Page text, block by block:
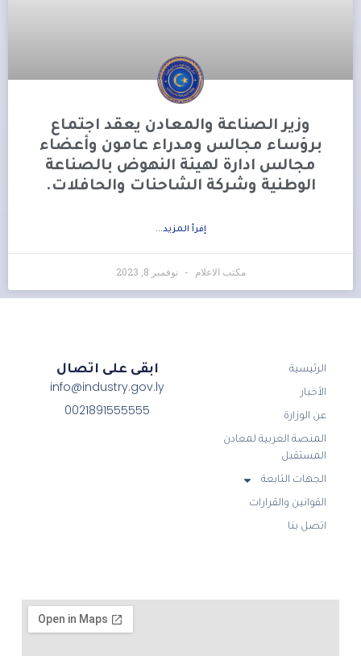
وزير الصناعة والمعادن يعقد اجتماع
برؤساء مجالس ومدراء عامون وأعضاء
مجالس ادارة لهيئة النهوض بالصناعة
الوطنية وشركة الشاحنات والحافلات.
إفرأ المزيد...
مكتب الاعلام نوفمبر 8, 2023
الرئيسية
الأخبار
عن الوزارة
المنصة العربية لمعادن
المستقبل
الجهات التابعة
القوانين والقرارات
اتصل بنا
ابقى على اتصال
info@industry.gov.ly
0021891555555